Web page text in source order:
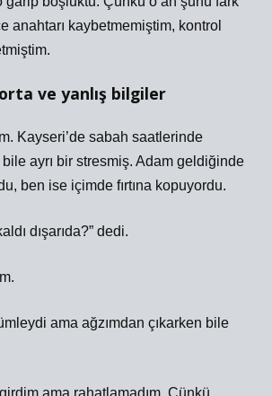
anahtarı kaybetmemiştim, kontrol
ve yanlış bilgiler
Kayseri’de sabah saatlerinde
ayrı bir stresmiş. Adam geldiğinde
ben ise içimde fırtına kopuyordu.
dışarıda?” dedi.
ama ağzımdan çıkarken bile
girdim ama rahatlamadım. Çünkü